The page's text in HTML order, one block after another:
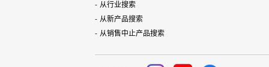
从行业搜索
从新产品搜索
从销售中止产品搜索